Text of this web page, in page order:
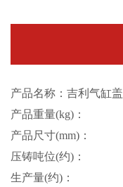
产品名称：吉利气缸盖
产品重量(kg)：
产品尺寸(mm)：
压铸吨位(约)：
生产量(约)：